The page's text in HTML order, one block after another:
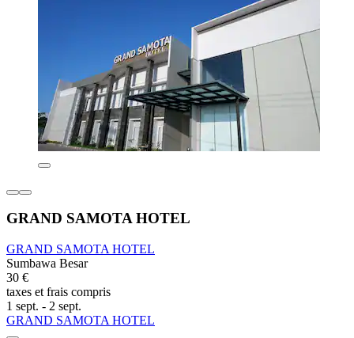
GRAND SAMOTA HOTEL
GRAND SAMOTA HOTEL
Sumbawa Besar
30 €
taxes et frais compris
1 sept. - 2 sept.
GRAND SAMOTA HOTEL